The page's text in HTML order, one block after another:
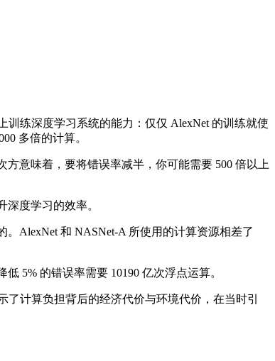
练深度学习系统的能力：仅仅 AlexNet 的训练就使
多倍的计算。
意味着，要将错误率减半，你可能需要 500 倍以上
度学习的效率。
AlexNet 和 NASNet-A 所使用的计算资源相差了
5% 的错误率需要 10190 亿次浮点运算。
了计算负担背后的经济代价与环境代价，在当时引